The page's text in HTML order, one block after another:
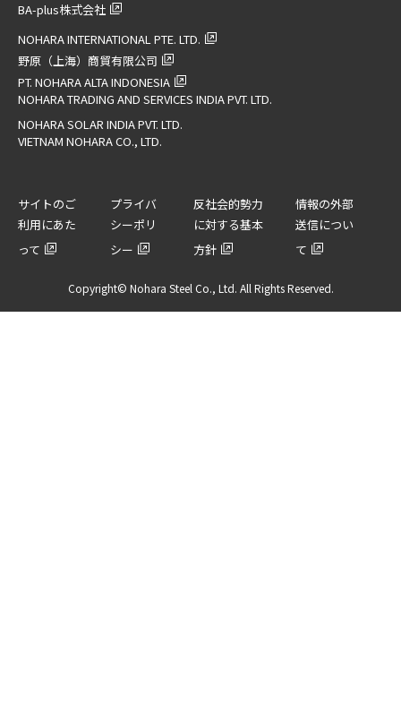
BA-plus株式会社
NOHARA INTERNATIONAL PTE. LTD.
野原（上海）商貿有限公司
PT. NOHARA ALTA INDONESIA
NOHARA TRADING AND SERVICES INDIA PVT. LTD.
NOHARA SOLAR INDIA PVT. LTD.
VIETNAM NOHARA CO., LTD.
サイトのご
利用にあた
って
プライバ
シーポリ
シー
反社会的勢力
に対する基本
方針
情報の外部
送信につい
て
Copyright© Nohara Steel Co., Ltd. All Rights Reserved.